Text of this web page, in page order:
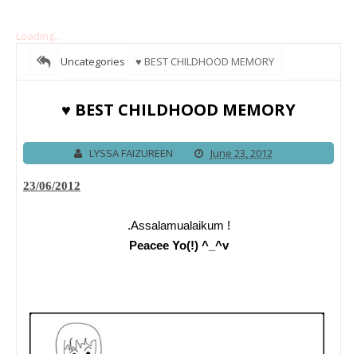
Loading...
Uncategories
♥ BEST CHILDHOOD MEMORY
♥ BEST CHILDHOOD MEMORY
LYSSA FAIZUREEN June 23, 2012
23/06/2012
.Assalamualaikum !
Peacee Yo(!) ^_^v